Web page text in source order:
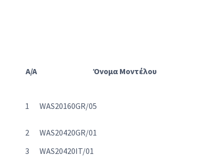
A/A Όνομα Μοντέλου
1 WAS20160GR/05
2
WAS20420GR/01
3
WAS20420IT/01